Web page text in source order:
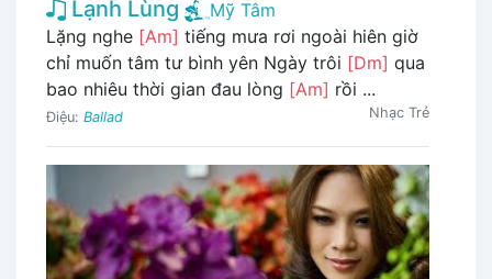
Lạnh Lùng
Mỹ Tâm
Lặng nghe [Am] tiếng mưa rơi ngoài hiên giờ
chỉ muốn tâm tư bình yên Ngày trôi [Dm] qua
bao nhiêu thời gian đau lòng [Am] rồi ...
Điệu: Ballad Nhạc Trẻ